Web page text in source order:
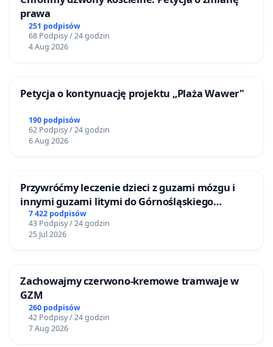
prawa
251 podpisów
68 Podpisy / 24 godzin
4 Aug 2026
Petycja o kontynuację projektu „Plaża Wawer"
190 podpisów
62 Podpisy / 24 godzin
6 Aug 2026
Przywróćmy leczenie dzieci z guzami mózgu i
innymi guzami litymi do Górnośląskiego
Centrum Zdrowia Dziecka w Katowicach
7 422 podpisów
43 Podpisy / 24 godzin
25 Jul 2026
Zachowajmy czerwono-kremowe tramwaje w
GZM
260 podpisów
42 Podpisy / 24 godzin
7 Aug 2026